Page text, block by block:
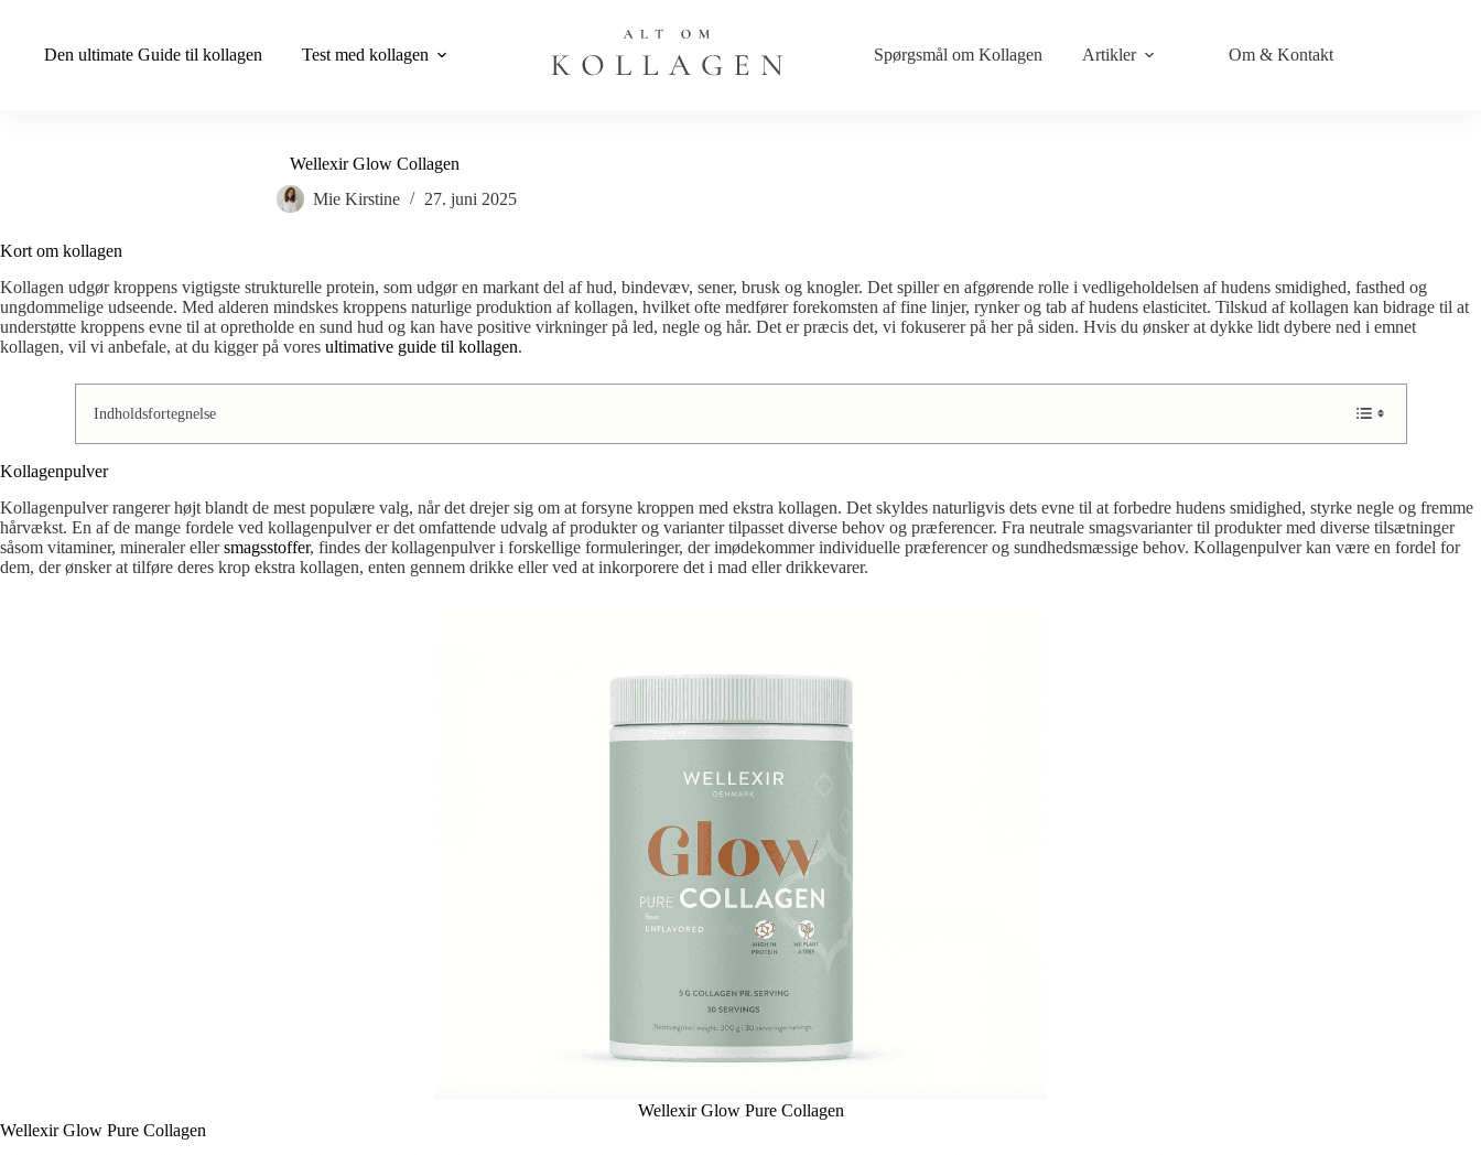
indholdDen ultimate Guide til kollagen Test med kollagen Spørgsmål om Kollagen Artikler Om & Kontakt
Wellexir Glow Collagen
Mie Kirstine
27. juni 2025
Kort om kollagen
Kollagen udgør kroppens vigtigste strukturelle protein, som udgør en markant del af hud, bindevæv, sener, brusk og knogler. Det spiller en afgørende rolle i vedligeholdelsen af hudens smidighed, fasthed og
ungdommelige udseende. Med alderen mindskes kroppens naturlige produktion af kollagen, hvilket ofte medfører forekomsten af fine linjer, rynker og tab af hudens elasticitet. Tilskud af kollagen kan bidrage til at
understøtte kroppens evne til at opretholde en sund hud og kan have positive virkninger på led, negle og hår. Det er præcis det, vi fokuserer på her på siden. Hvis du ønsker at dykke lidt dybere ned i emnet
kollagen, vil vi anbefale, at du kigger på vores ultimative guide til kollagen.
Indholdsfortegnelse
Kollagenpulver
Kollagenpulver rangerer højt blandt de mest populære valg, når det drejer sig om at forsyne kroppen med ekstra kollagen. Det skyldes naturligvis dets evne til at forbedre hudens smidighed, styrke negle og fremme
hårvækst. En af de mange fordele ved kollagenpulver er det omfattende udvalg af produkter og varianter tilpasset diverse behov og præferencer. Fra neutrale smagsvarianter til produkter med diverse tilsætninger
såsom vitaminer, mineraler ellersmagsstoffer, findes der kollagenpulver i forskellige formuleringer, der imødekommer individuelle præferencer og sundhedsmæssige behov. Kollagenpulver kan være en fordel for
dem, der ønsker at tilføre deres krop ekstra kollagen, enten gennem drikke eller ved at inkorporere det i mad eller drikkevarer.
Wellexir Glow Pure Collagen
Wellexir Glow Pure Collagen